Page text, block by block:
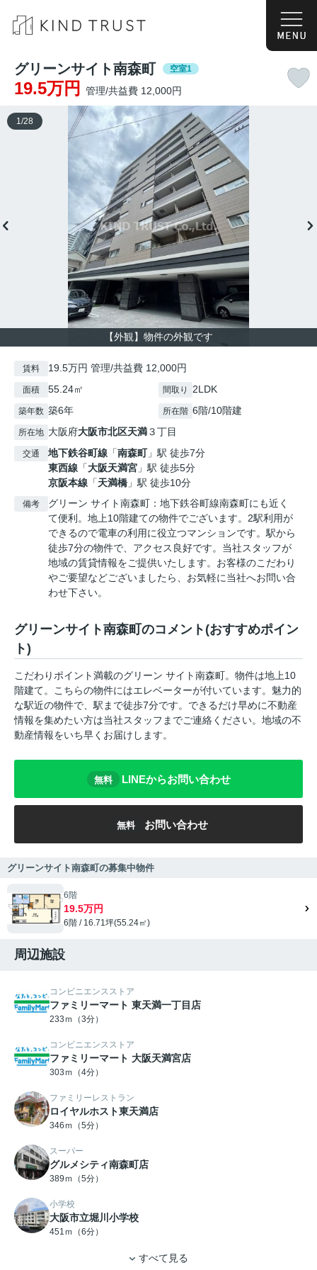
グリーンサイト南森町 空室1
19.5万円 管理/共益費 12,000円
【外観】物件の外観です
1 /28
賃料 19.5万円 管理/共益費 12,000円
面積 55.24㎡ 間取り 2LDK
築年数 築6年 所在階 6階/10階建
所在地 大阪府大阪市北区天満３丁目
交通 地下鉄谷町線 「南森町」駅 徒歩7分
東西線 「大阪天満宮 」駅 徒歩5分
京阪本線 「天満橋 」駅 徒歩10分
備考
グリーン サイト南森町：地下鉄谷町線南森町にも近く
て便利。地上10階建ての物件でございます。2駅利用が
できるので電車の利用に役立つマンションです。駅から
徒歩7分の物件で、アクセス良好です。当社スタッフが
地域の賃貸情報をご提供いたします。お客様のこだわり
やご要望などございましたら、お気軽に当社へお問い合
わせ下さい。
グリーンサイト南森町のコメント(おすすめポイン
ト)
こだわりポイント満載のグリーン サイト南森町。物件は地上10
階建て。こちらの物件にはエレベーターが付いています。魅力的
な駅近の物件で、駅まで徒歩7分です。できるだけ早めに不動産
情報を集めたい方は当社スタッフまでご連絡ください。地域の不
動産情報をいち早くお届けします。
無料 LINEからお問い合わせ
無料 お問い合わせ
グリーンサイト南森町の募集中物件
6階
19.5万円
6階 / 16.71坪(55.24㎡)
周辺施設
コンビニエンスストア
ファミリーマート 東天満一丁目店
233ｍ（3分）
コンビニエンスストア
ファミリーマート 大阪天満宮店
303ｍ（4分）
ファミリーレストラン
ロイヤルホスト東天満店
346ｍ（5分）
スーパー
グルメシティ南森町店
389ｍ（5分）
小学校
大阪市立堀川小学校
451ｍ（6分）
すべて見る